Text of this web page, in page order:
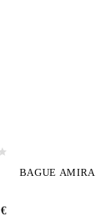
BAGUE AMIRA
€